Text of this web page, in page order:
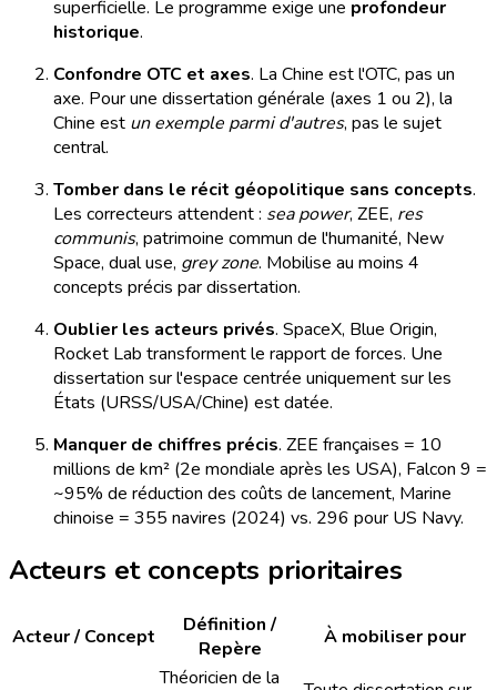
superficielle. Le programme exige une profondeur
historique.
Confondre OTC et axes. La Chine est l'OTC, pas un
axe. Pour une dissertation générale (axes 1 ou 2), la
Chine est un exemple parmi d'autres, pas le sujet
central.
Tomber dans le récit géopolitique sans concepts.
Les correcteurs attendent : sea power, ZEE, res
communis, patrimoine commun de l'humanité, New
Space, dual use, grey zone. Mobilise au moins 4
concepts précis par dissertation.
Oublier les acteurs privés. SpaceX, Blue Origin,
Rocket Lab transforment le rapport de forces. Une
dissertation sur l'espace centrée uniquement sur les
États (URSS/USA/Chine) est datée.
Manquer de chiffres précis. ZEE françaises = 10
millions de km² (2e mondiale après les USA), Falcon 9 =
~95% de réduction des coûts de lancement, Marine
chinoise = 355 navires (2024) vs. 296 pour US Navy.
Acteurs et concepts prioritaires
Acteur / Concept
Définition /
Repère
À mobiliser pour
Théoricien de la